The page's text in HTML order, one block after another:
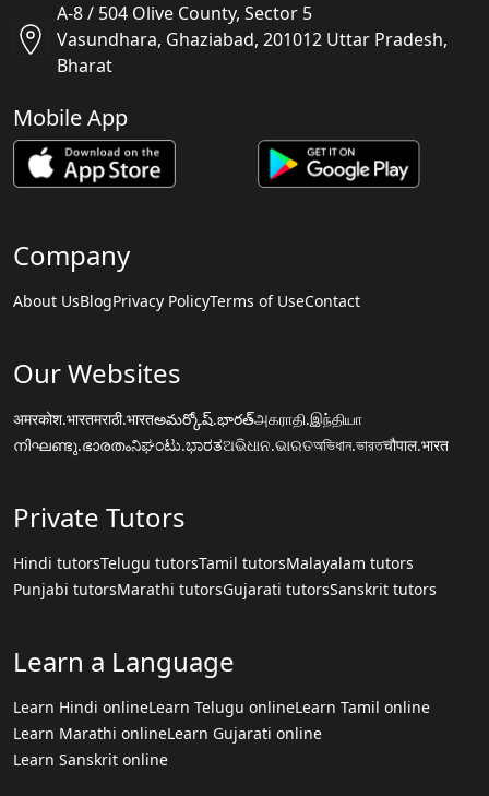
A-8 / 504 Olive County, Sector 5
Vasundhara, Ghaziabad, 201012 Uttar Pradesh,
Bharat
Mobile App
Company
About UsBlogPrivacy PolicyTerms of UseContact
Our Websites
अमरकोश.भारतमराठी.भारतఅమర్కోష్.భారత్அகராதி.இந்தியா
നിഘണ്ടു.ഭാരതംನಿಘಂಟು.ಭಾರತଅଭିଧାନ.ଭାରତঅভিধান.ভারতचौपाल.भारत
Private Tutors
Hindi tutorsTelugu tutorsTamil tutorsMalayalam tutors
Punjabi tutorsMarathi tutorsGujarati tutorsSanskrit tutors
Learn a Language
Learn Hindi onlineLearn Telugu onlineLearn Tamil online
Learn Marathi onlineLearn Gujarati online
Learn Sanskrit online